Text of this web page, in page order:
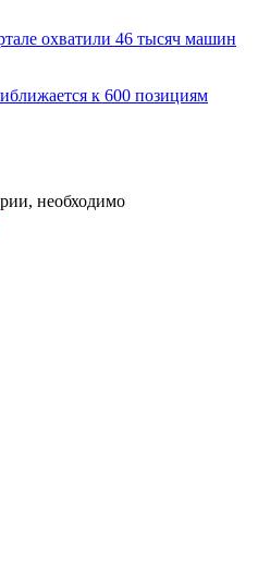
охватили 46 тысяч машин
к 600 позициям
необходимо